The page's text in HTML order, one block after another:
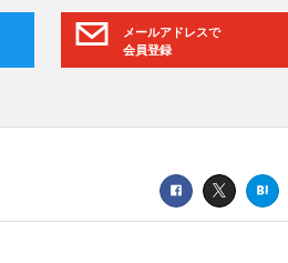
メールアドレスで
会員登録